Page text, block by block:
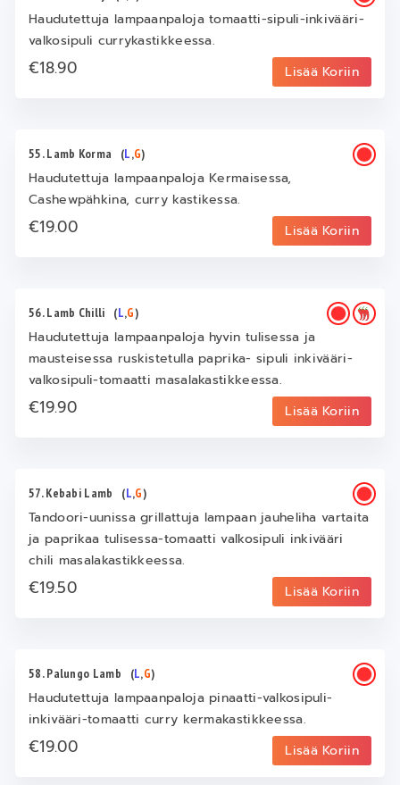
Haudutettuja lampaanpaloja tomaatti-sipuli-inkivääri-
valkosipuli currykastikkeessa.
€18.90 Lisää Koriin
55. Lamb Korma (L,G)
Haudutettuja lampaanpaloja Kermaisessa,
Cashewpähkina, curry kastikessa.
€19.00 Lisää Koriin
56. Lamb Chilli (L,G)
Haudutettuja lampaanpaloja hyvin tulisessa ja
mausteisessa ruskistetulla paprika- sipuli inkivääri-
valkosipuli-tomaatti masalakastikkeessa.
€19.90 Lisää Koriin
57. Kebabi Lamb (L,G)
Tandoori-uunissa grillattuja lampaan jauheliha vartaita
ja paprikaa tulisessa-tomaatti valkosipuli inkivääri
chili masalakastikkeessa.
€19.50 Lisää Koriin
58. Palungo Lamb (L,G)
Haudutettuja lampaanpaloja pinaatti-valkosipuli-
inkivääri-tomaatti curry kermakastikkeessa.
€19.00 Lisää Koriin